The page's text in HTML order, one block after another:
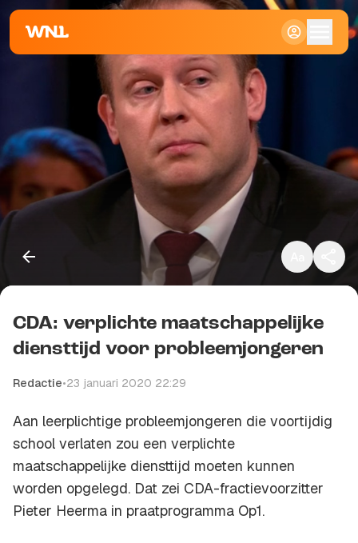
Klein
Kopieer link
CDA: verplichte maatschappelijke
diensttijd voor probleemjongeren
Redactie•23 januari 2020 22:29
Aan leerplichtige probleemjongeren die voortijdig
school verlaten zou een verplichte
maatschappelijke diensttijd moeten kunnen
worden opgelegd. Dat zei CDA-fractievoorzitter
Pieter Heerma in praatprogramma Op1.